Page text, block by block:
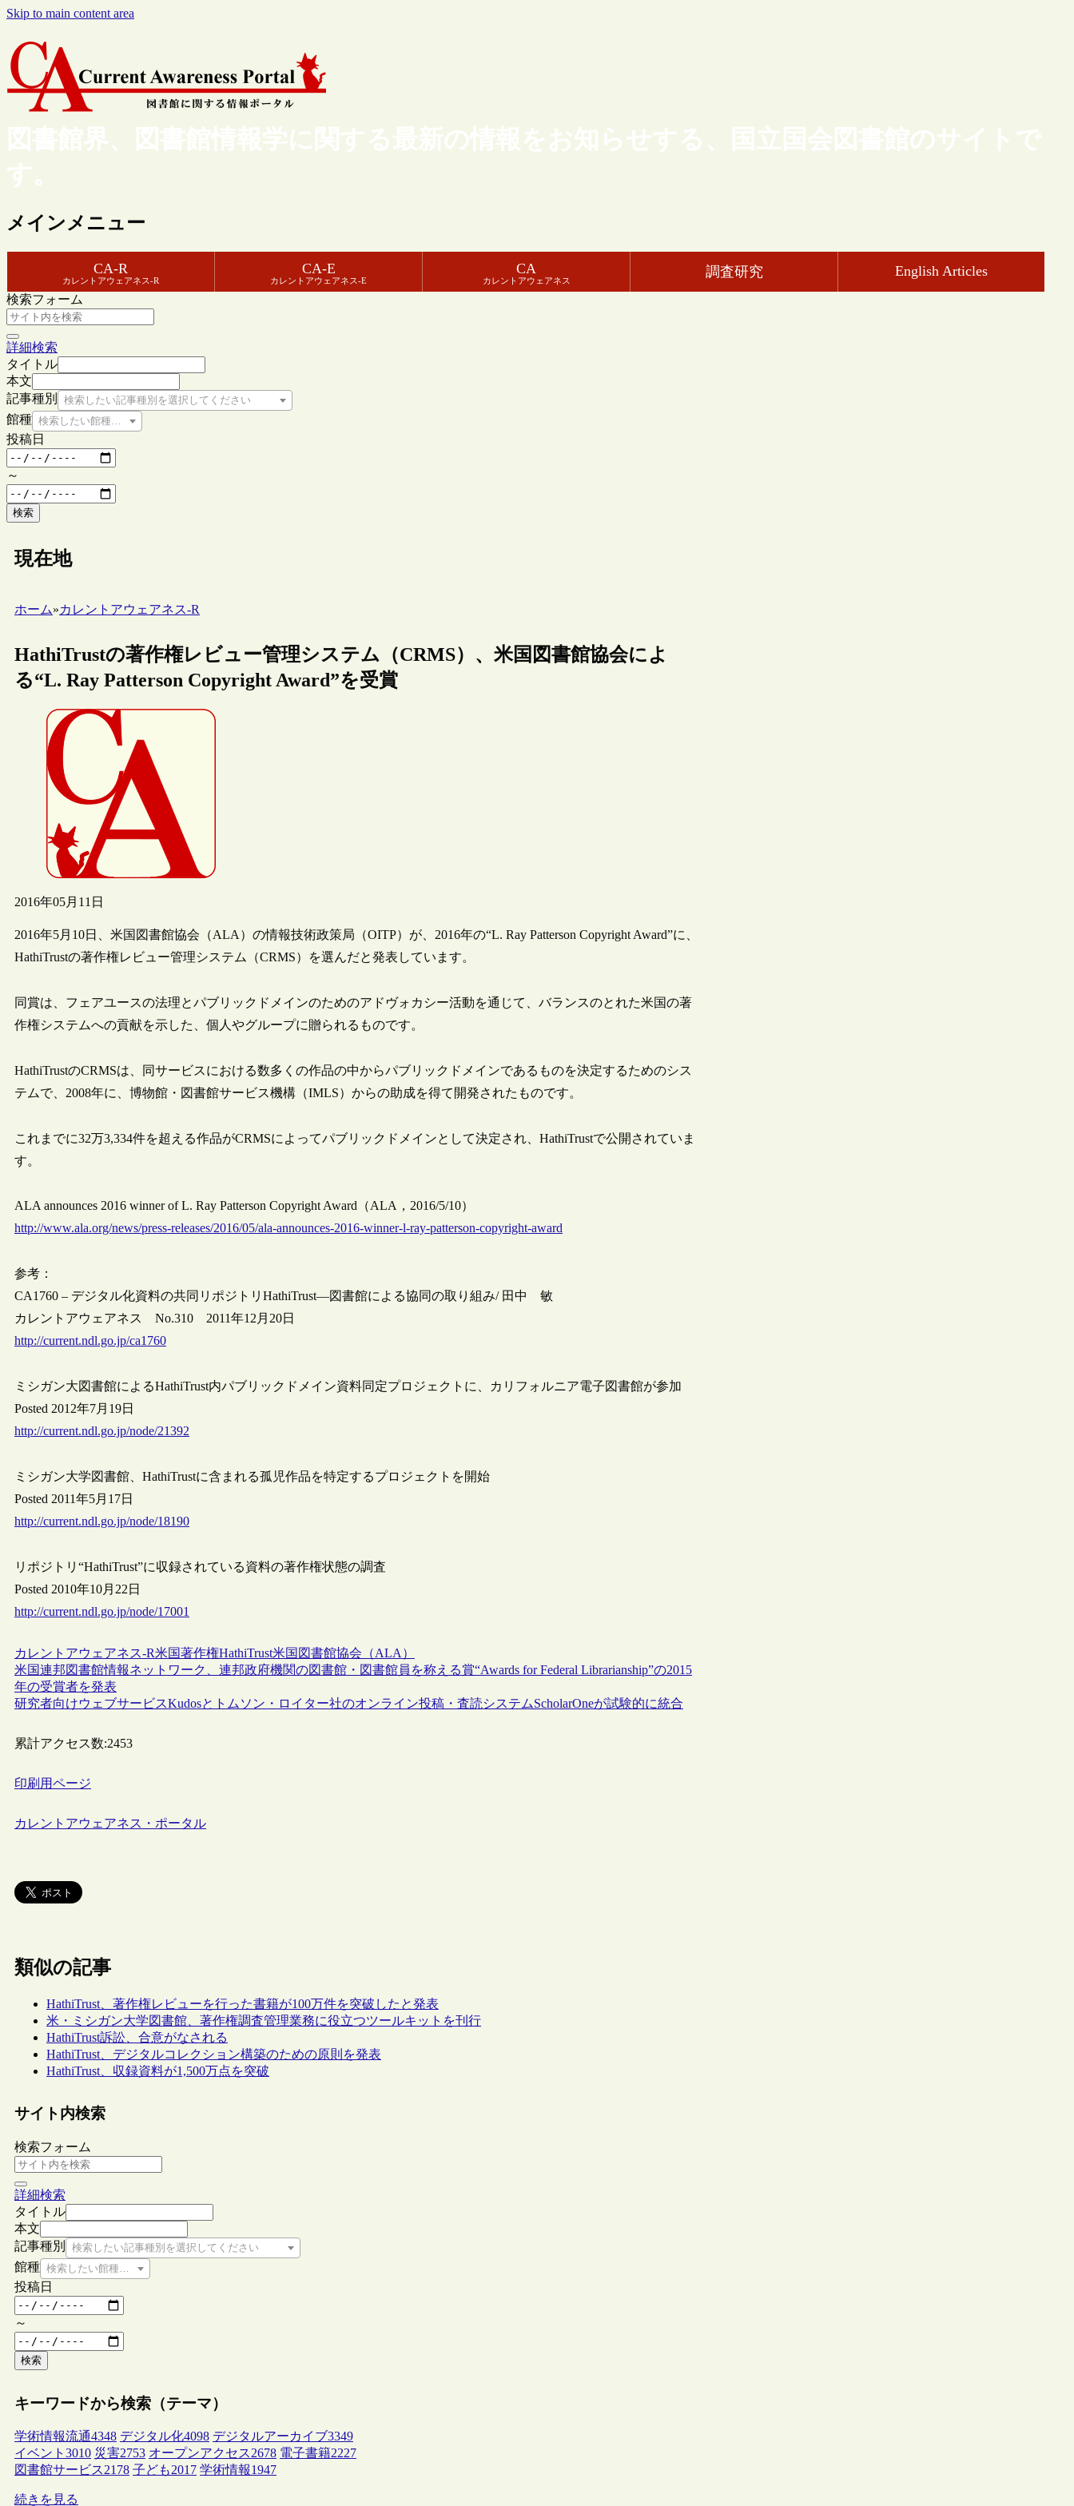
Skip to main content area
図書館界、図書館情報学に関する最新の情報をお知らせする、国立国会図書館のサイトで
す。
メインメニュー
CA-R
カレントアウェアネス-R
CA-E
カレントアウェアネス-E
CA
カレントアウェアネス
調査研究 English Articles
検索フォーム
詳細検索
タイトル
本文
記事種別
検索したい記事種別を選択してください
館種 検索したい館種を選択してください
投稿日
～
検索
現在地
ホーム»カレントアウェアネス-R
HathiTrustの著作権レビュー管理システム（CRMS）、米国図書館協会によ
る“L. Ray Patterson Copyright Award”を受賞
2016年05月11日
2016年5月10日、米国図書館協会（ALA）の情報技術政策局（OITP）が、2016年の“L. Ray Patterson Copyright Award”に、
HathiTrustの著作権レビュー管理システム（CRMS）を選んだと発表しています。
同賞は、フェアユースの法理とパブリックドメインのためのアドヴォカシー活動を通じて、バランスのとれた米国の著
作権システムへの貢献を示した、個人やグループに贈られるものです。
HathiTrustのCRMSは、同サービスにおける数多くの作品の中からパブリックドメインであるものを決定するためのシス
テムで、2008年に、博物館・図書館サービス機構（IMLS）からの助成を得て開発されたものです。
これまでに32万3,334件を超える作品がCRMSによってパブリックドメインとして決定され、HathiTrustで公開されていま
す。
ALA announces 2016 winner of L. Ray Patterson Copyright Award（ALA，2016/5/10）
http://www.ala.org/news/press-releases/2016/05/ala-announces-2016-winner-l-ray-patterson-copyright-award
参考：
CA1760 – デジタル化資料の共同リポジトリHathiTrust―図書館による協同の取り組み/ 田中 敏
カレントアウェアネス No.310 2011年12月20日
http://current.ndl.go.jp/ca1760
ミシガン大図書館によるHathiTrust内パブリックドメイン資料同定プロジェクトに、カリフォルニア電子図書館が参加
Posted 2012年7月19日
http://current.ndl.go.jp/node/21392
ミシガン大学図書館、HathiTrustに含まれる孤児作品を特定するプロジェクトを開始
Posted 2011年5月17日
http://current.ndl.go.jp/node/18190
リポジトリ“HathiTrust”に収録されている資料の著作権状態の調査
Posted 2010年10月22日
http://current.ndl.go.jp/node/17001
カレントアウェアネス-R米国著作権HathiTrust米国図書館協会（ALA）
米国連邦図書館情報ネットワーク、連邦政府機関の図書館・図書館員を称える賞“Awards for Federal Librarianship”の2015
年の受賞者を発表
研究者向けウェブサービスKudosとトムソン・ロイター社のオンライン投稿・査読システムScholarOneが試験的に統合
累計アクセス数:2453
印刷用ページ
カレントアウェアネス・ポータル
類似の記事
HathiTrust、著作権レビューを行った書籍が100万件を突破したと発表
米・ミシガン大学図書館、著作権調査管理業務に役立つツールキットを刊行
HathiTrust訴訟、合意がなされる
HathiTrust、デジタルコレクション構築のための原則を発表
HathiTrust、収録資料が1,500万点を突破
サイト内検索
検索フォーム
詳細検索
タイトル
本文
記事種別
検索したい記事種別を選択してください
館種 検索したい館種を選択してください
投稿日
～
検索
キーワードから検索（テーマ）
学術情報流通4348 デジタル化4098 デジタルアーカイブ3349
イベント 3010 災害2753 オープンアクセス2678 電子書籍2227
図書館サービス2178 子ども2017 学術情報1947
続きを見る